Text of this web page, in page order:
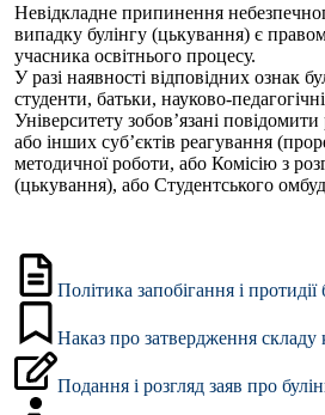
Невідкладне припинення
випадку булінгу (цькування) є
учасника освітнього процесу.
У разі наявності відповідних ознак
студенти, батьки, науково-
Університету зобов’язані
або інших суб’єктів реагування
методичної роботи, або Комісію з
(цькування), або Студентського
Політика запобігання і протидії
Наказ про затвердження складу
Подання і розгляд заяв про